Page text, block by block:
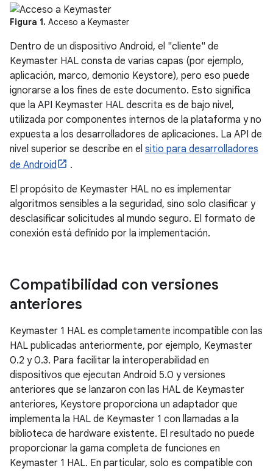
Figura 1. Acceso a Keymaster
Dentro de un dispositivo Android, el "cliente" de
Keymaster HAL consta de varias capas (por ejemplo,
aplicación, marco, demonio Keystore), pero eso puede
ignorarse a los fines de este documento. Esto significa
que la API Keymaster HAL descrita es de bajo nivel,
utilizada por componentes internos de la plataforma y no
expuesta a los desarrolladores de aplicaciones. La API de
nivel superior se describe en el sitio para desarrolladores
de Android
.
El propósito de Keymaster HAL no es implementar
algoritmos sensibles a la seguridad, sino solo clasificar y
desclasificar solicitudes al mundo seguro. El formato de
conexión está definido por la implementación.
Compatibilidad con versiones
anteriores
Keymaster 1 HAL es completamente incompatible con las
HAL publicadas anteriormente, por ejemplo, Keymaster
0.2 y 0.3. Para facilitar la interoperabilidad en
dispositivos que ejecutan Android 5.0 y versiones
anteriores que se lanzaron con las HAL de Keymaster
anteriores, Keystore proporciona un adaptador que
implementa la HAL de Keymaster 1 con llamadas a la
biblioteca de hardware existente. El resultado no puede
proporcionar la gama completa de funciones en
Keymaster 1 HAL. En particular, solo es compatible con